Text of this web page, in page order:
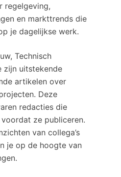
regelgeving,
en markttrends die
je dagelijkse werk.
Technisch
zijn uitstekende
artikelen over
Deze
redacties die
ze publiceren.
van collega’s
je op de hoogte van